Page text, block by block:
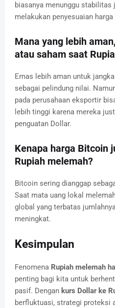
biasanya menunggu stabilitas
melakukan penyesuaian harga
Mana yang lebih
atau saham saat
Emas lebih aman untuk
sebagai pelindung nilai.
pada perusahaan eksportir
lebih tinggi karena mereka
penguatan Dollar.
Kenapa harga Bitcoin
Rupiah melemah?
Bitcoin sering dianggap
Saat mata uang lokal
global yang terbatas
meningkat.
Kesimpulan
Fenomena Rupiah melemah
penting bagi kita untuk
pasif. Dengan kurs Dollar ke
berfluktuasi, strategi proteksi